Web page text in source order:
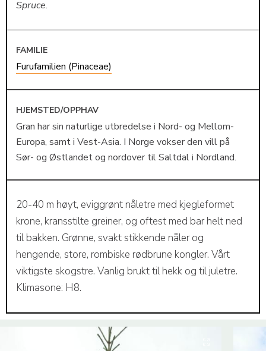
Spruce.
FAMILIE
Furufamilien (Pinaceae)
HJEMSTED/OPPHAV
Gran har sin naturlige utbredelse i Nord- og Mellom-
Europa, samt i Vest-Asia. I Norge vokser den vill på
Sør- og Østlandet og nordover til Saltdal i Nordland.
20-40 m høyt, eviggrønt nåletre med kjegleformet
krone, kransstilte greiner, og oftest med bar helt ned
til bakken. Grønne, svakt stikkende nåler og
hengende, store, rombiske rødbrune kongler. Vårt
viktigste skogstre. Vanlig brukt til hekk og til juletre.
Klimasone: H8.